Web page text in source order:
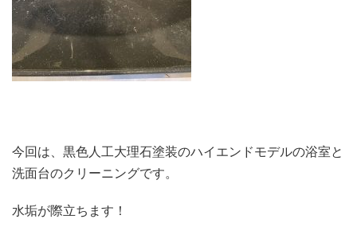
今回は、黒色人工大理石塗装のハイエンドモデルの浴室と
洗面台のクリーニングです。
水垢が際立ちます！